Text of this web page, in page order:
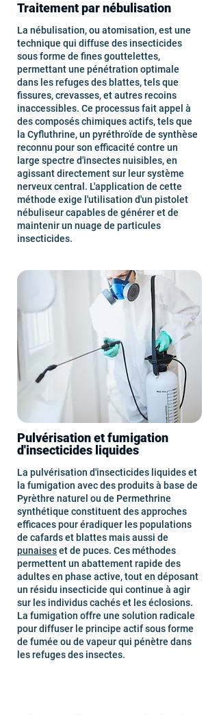
Traitement par nébulisation
La nébulisation, ou atomisation, est une
technique qui diffuse des insecticides
sous forme de fines gouttelettes,
permettant une pénétration optimale
dans les refuges des blattes, tels que
fissures, crevasses, et autres recoins
inaccessibles. Ce processus fait appel à
des composés chimiques actifs, tels que
la Cyfluthrine, un pyréthroïde de synthèse
reconnu pour son efficacité contre un
large spectre d'insectes nuisibles, en
agissant directement sur leur système
nerveux central. L'application de cette
méthode exige l'utilisation d'un pistolet
nébuliseur capables de générer et de
maintenir un nuage de particules
insecticides.
Pulvérisation et fumigation
d'insecticides liquides
La pulvérisation d'insecticides liquides et
la fumigation avec des produits à base de
Pyrèthre naturel ou de Permethrine
synthétique constituent des approches
efficaces pour éradiquer les populations
de cafards et blattes mais aussi de
punaiseset de puces. Ces méthodes
permettent un abattement rapide des
adultes en phase active, tout en déposant
un résidu insecticide qui continue à agir
sur les individus cachés et les éclosions.
La fumigation offre une solution radicale
pour diffuser le principe actif sous forme
de fumée ou de vapeur qui pénètre dans
les refuges des insectes.